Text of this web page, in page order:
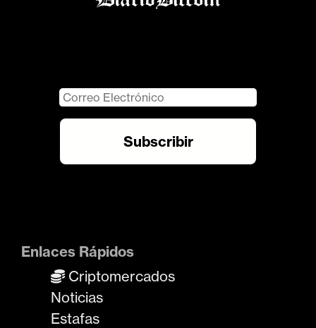
Enlaces Rápidos
Criptomercados
Noticias
Estafas